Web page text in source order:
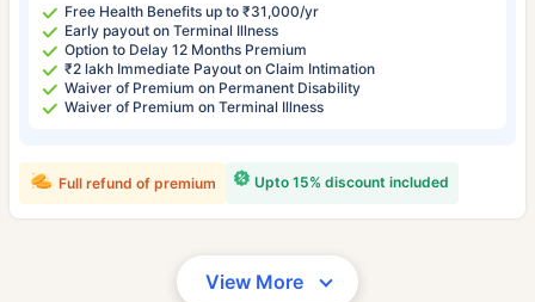
Free Health Benefits up to ₹31,000/yr
Early payout on Terminal Illness
Option to Delay 12 Months Premium
₹2 lakh Immediate Payout on Claim Intimation
Waiver of Premium on Permanent Disability
Waiver of Premium on Terminal Illness
Upto 15% discount included
Full refund of premium
View More